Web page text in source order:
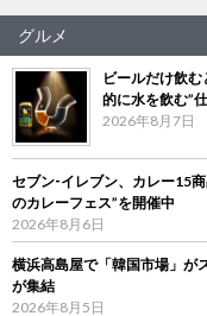
グルメ
ビールだけ飲
的に水を飲む”
2026年8月7日
セブン‐イレブン、カレー15
のカレーフェス”を開催中
2026年8月6日
横浜高島屋で「韓国市場」
が集結
2026年8月5日